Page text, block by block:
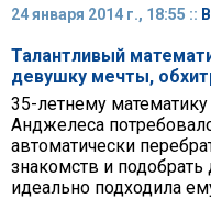
24 января 2014 г., 18:55 ::
Талантливый
девушку мечты,
35-летнему
Анджелеса
автоматически
знакомств и
идеально подходила